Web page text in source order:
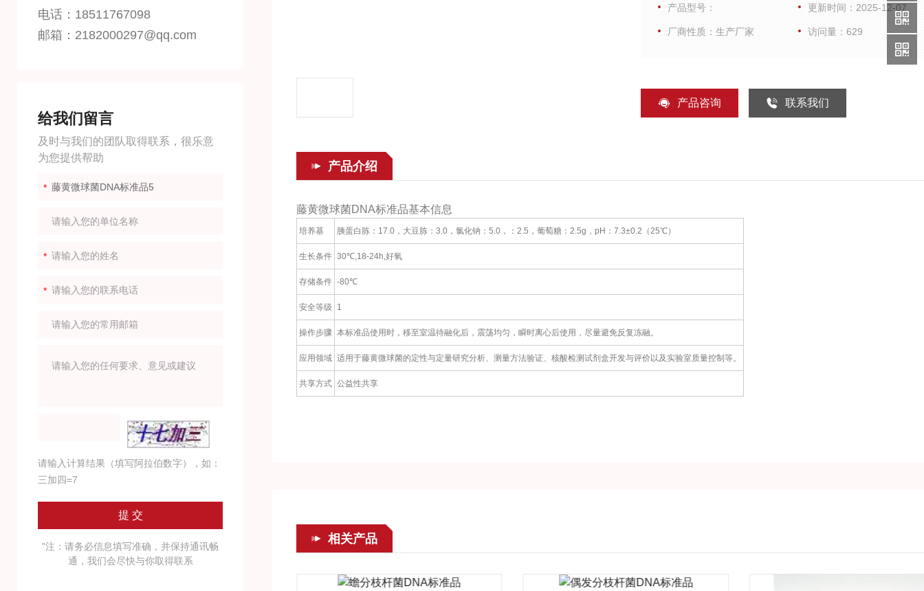
离心后使用，尽量避免反复冻融
产品型号： 更新时间：2025-12-07
厂商性质：生产厂家 访问量：629
产品咨询 联系我们
产品介绍
藤黄微球菌DNA标准品基本信息
培养基 胰蛋白胨：17.0，大豆胨：3.0，氯化钠：5.0，：2.5，葡萄糖：2.5g，pH：7.3±0.2（25℃）
生长条件 30℃,18-24h,好氧
存储条件 -80℃
安全等级 1
操作步骤 本标准品使用时，移至室温待融化后，震荡均匀，瞬时离心后使用，尽量避免反复冻融。
应用领域 适用于藤黄微球菌的定性与定量研究分析、测量方法验证、核酸检测试剂盒开发与评价以及实验室质量控制等。
共享方式 公益性共享
相关产品
电话：18511767098
邮箱：2182000297@qq.com
给我们留言
及时与我们的团队取得联系，很乐意
为您提供帮助
请输入计算结果（填写阿拉伯数字），如：
三加四=7
"注：请务必信息填写准确，并保持通讯畅
通，我们会尽快与你取得联系